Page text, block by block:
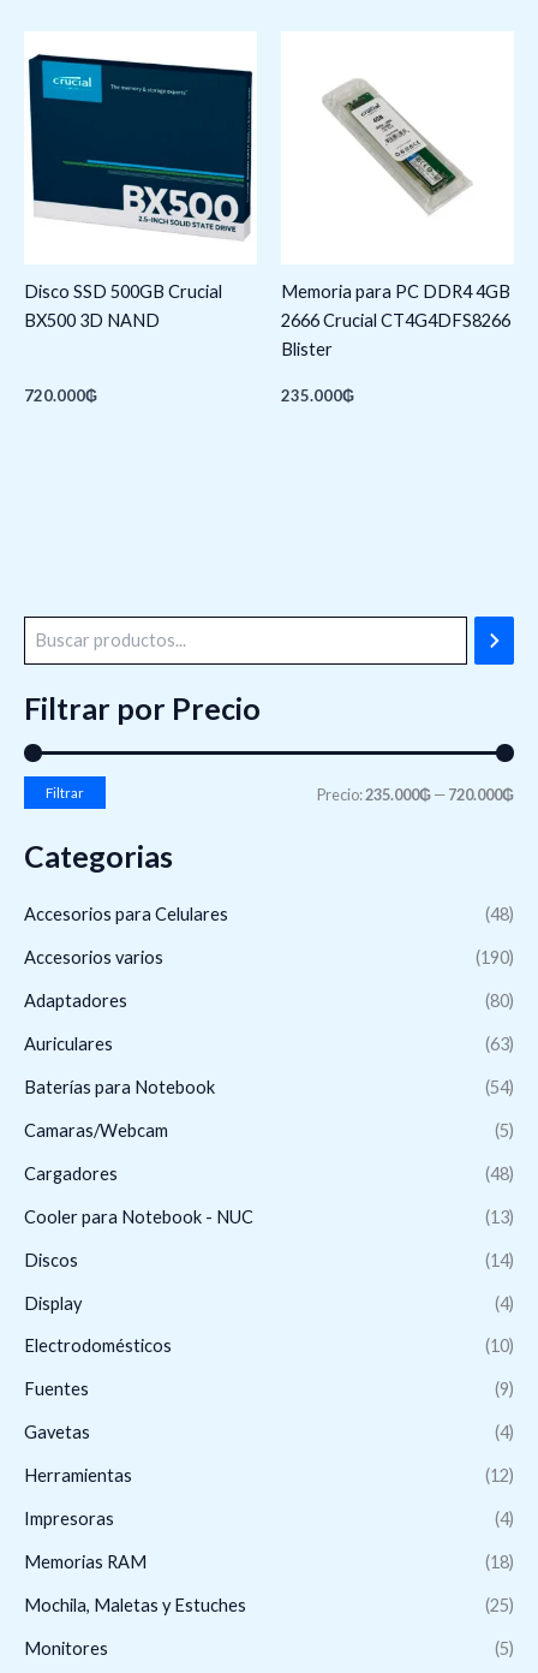
Filtrar por Precio
Filtrar Precio:235.000₲—720.000₲
Categorias
Accesorios para Celulares (48)
Accesorios varios (190)
Adaptadores (80)
Auriculares (63)
Baterí­as para Notebook (54)
Camaras/Webcam (5)
Cargadores (48)
Cooler para Notebook - NUC (13)
Discos (14)
Display (4)
Electrodomésticos (10)
Fuentes (9)
Gavetas (4)
Herramientas (12)
Impresoras (4)
Memorias RAM (18)
Mochila, Maletas y Estuches (25)
Monitores (5)
Disco SSD 500GB Crucial
BX500 3D NAND
720.000₲
Memoria para PC DDR4 4GB
2666 Crucial CT4G4DFS8266
Blister
235.000₲